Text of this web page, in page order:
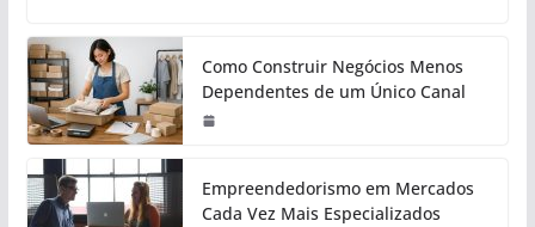
Como Construir Negócios Menos
Dependentes de um Único Canal
Empreendedorismo em Mercados
Cada Vez Mais Especializados